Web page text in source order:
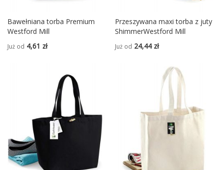
Bawełniana torba Premium
Westford Mill
Już od 4,61 zł
Przeszywana maxi torba z juty
ShimmerWestford Mill
Już od 24,44 zł